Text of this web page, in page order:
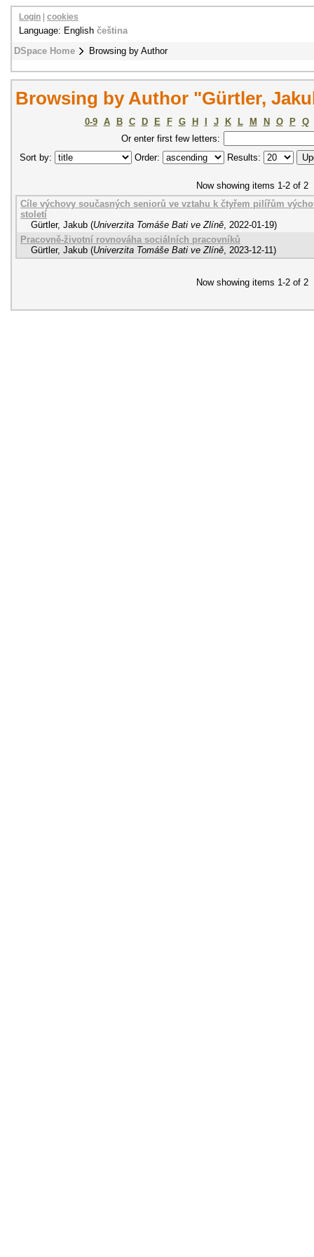
DSpace Home Browsing by Author
Login cookies
Language: English čeština
Browsing by Author "Gürtler,
0-9 A B C D E F G H J K L M N O P
Q
Or enter first few letters:
Sort by:
Order: Results:
Now showing items 1-2 of 2
Cíle výchovy současných seniorů ve vztahu k čtyřem pilířům
století
Gürtler, Jakub (Univerzita Tomáše Bati ve Zlíně, 2022-01-19)
Pracovně-životní rovnováha sociálních pracovníků
Gürtler, Jakub (Univerzita Tomáše Bati ve Zlíně, 2023-12-11)
Now showing items 1-2 of 2